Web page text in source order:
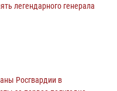
легендарного генерала
участников
Росгвардии в